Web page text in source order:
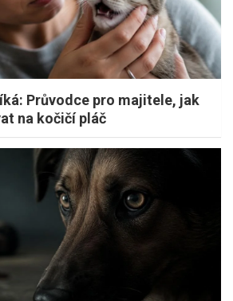
Průvodce pro majitele, jak
na kočičí pláč